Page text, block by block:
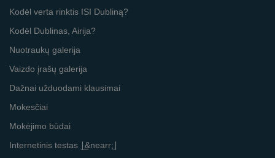
Kodėl verta rinktis ISI Dubliną?
Kodėl Dublinas, Airija?
Nuotraukų galerija
Vaizdo įrašų galerija
Dažnai užduodami klausimai
Mokesčiai
Mokėjimo būdai
Internetinis testas ∣͟&nearr;̱∣